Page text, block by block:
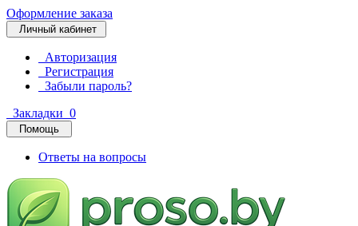
Оформление заказа
Личный кабинет
Авторизация
Регистрация
Забыли пароль?
Закладки 0
Помощь
Ответы на вопросы